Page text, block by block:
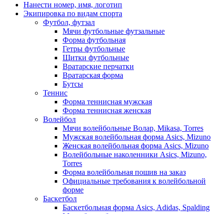
Нанести номер, имя, логотип
Экипировка по видам спорта
Футбол, футзал
Мячи футбольные футзальные
Форма футбольная
Гетры футбольные
Щитки футбольные
Вратарские перчатки
Вратарская форма
Бутсы
Теннис
Форма теннисная мужская
Форма теннисная женская
Волейбол
Мячи волейбольные Волар, Mikasa, Torres
Мужская волейбольная форма Asics, Mizuno
Женская волейбольная форма Asics, Mizuno
Волейбольные наколенники Asics, Mizuno,
Torres
Форма волейбольная пошив на заказ
Официальные требования к волейбольной
форме
Баскетбол
Баскетбольная форма Asics, Adidas, Spalding